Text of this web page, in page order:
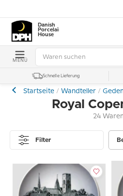
Danish
Porcelain
House
MENÜ
Schnelle Lieferung
Startseite Wandteller
Royal
24
Filter